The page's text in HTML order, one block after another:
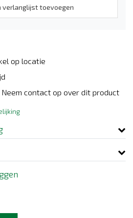
verlanglijst toevoegen
op locatie
Neem contact op over dit product